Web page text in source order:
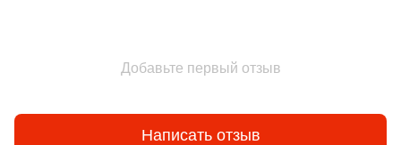
Добавьте первый отзыв
Написать отзыв